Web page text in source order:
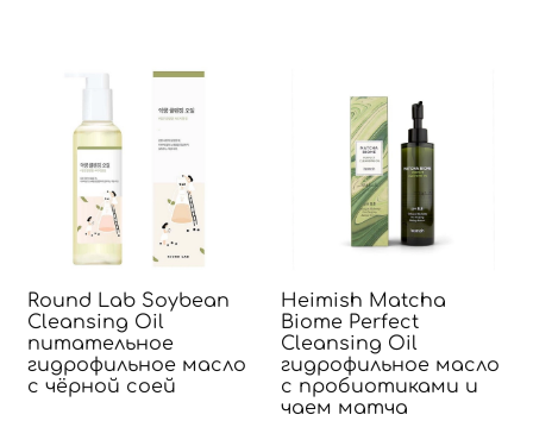
Round Lab Soybean
Cleansing Oil
питательное
гидрофильное масло
с чёрной соей
Heimish Matcha
Biome Perfect
Cleansing Oil
гидрофильное масло
с пробиотиками и
чаем матча